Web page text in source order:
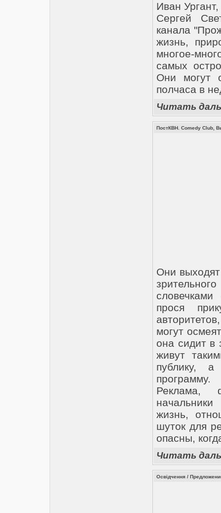
Иван
Сергей
канала
жизнь,
многое-
самых
Они могут
полчаса в
Читать
ПостКВН. Comedy Club,
Они
прося
могут
она сидит в
живут
публику,
программу.
Реклама,
жизнь,
шуток для
опасны,
Читать
Освідчення /